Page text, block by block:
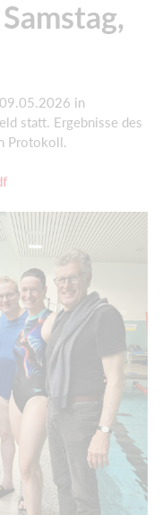
in
statt. Ergebnisse des
Protokoll.